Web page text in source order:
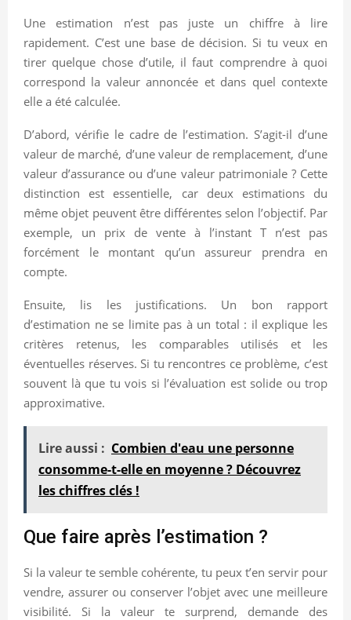
Une estimation n’est pas juste un chiffre à lire
rapidement. C’est une base de décision. Si tu veux en
tirer quelque chose d’utile, il faut comprendre à quoi
correspond la valeur annoncée et dans quel contexte
elle a été calculée.
D’abord, vérifie le cadre de l’estimation. S’agit-il d’une
valeur de marché, d’une valeur de remplacement, d’une
valeur d’assurance ou d’une valeur patrimoniale ? Cette
distinction est essentielle, car deux estimations du
même objet peuvent être différentes selon l’objectif. Par
exemple, un prix de vente à l’instant T n’est pas
forcément le montant qu’un assureur prendra en
compte.
Ensuite, lis les justifications. Un bon rapport
d’estimation ne se limite pas à un total : il explique les
critères retenus, les comparables utilisés et les
éventuelles réserves. Si tu rencontres ce problème, c’est
souvent là que tu vois si l’évaluation est solide ou trop
approximative.
Lire aussi : Combien d'eau une personne
consomme-t-elle en moyenne ? Découvrez
les chiffres clés !
Que faire après l’estimation ?
Si la valeur te semble cohérente, tu peux t’en servir pour
vendre, assurer ou conserver l’objet avec une meilleure
visibilité. Si la valeur te surprend, demande des